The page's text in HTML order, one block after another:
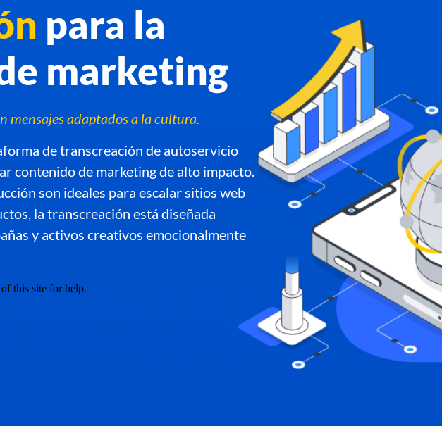
para la
marketing
mensajes adaptados a la cultura.
de transcreación de autoservicio
contenido de marketing de alto impacto.
son ideales para escalar sitios web
la transcreación está diseñada
y activos creativos emocionalmente